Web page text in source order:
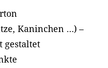
Kaninchen …) –
gestaltet